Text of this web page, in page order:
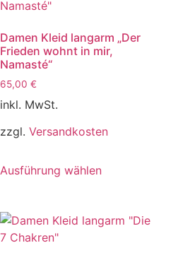
Damen Kleid langarm „Der
Frieden wohnt in mir,
Namasté“
65,00 €
inkl. MwSt.
zzgl. Versandkosten
Ausführung wählen